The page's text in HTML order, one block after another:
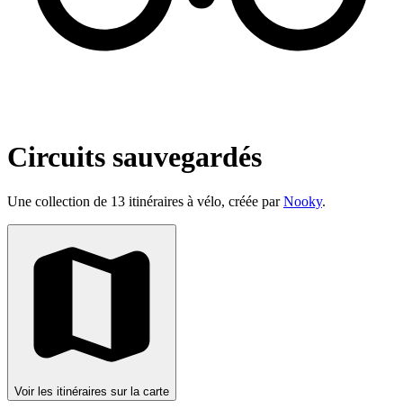
Circuits sauvegardés
Une collection de 13 itinéraires à vélo, créée parNooky.
Voir les itinéraires sur la carte